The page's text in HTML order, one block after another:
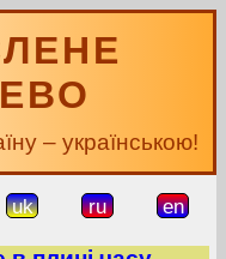
– українською!
uk ru en